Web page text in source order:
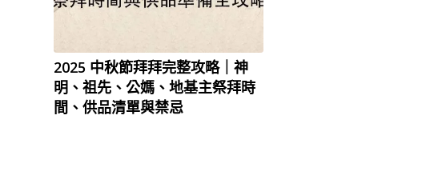
2025 中秋節拜拜完整攻略｜神
明、祖先、公媽、地基主祭拜時
間、供品清單與禁忌